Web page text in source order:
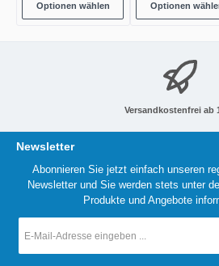
Optionen wählen Optionen
Versandkostenfrei ab
Newsletter
Abonnieren Sie jetzt einfach unseren
Newsletter und Sie werden stets unter
Produkte und Angebote
Mail-